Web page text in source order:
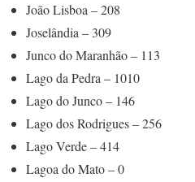
João Lisboa – 208
Joselândia – 309
Junco do Maranhão – 113
Lago da Pedra – 1010
Lago do Junco – 146
Lago dos Rodrigues – 256
Lago Verde – 414
Lagoa do Mato – 0